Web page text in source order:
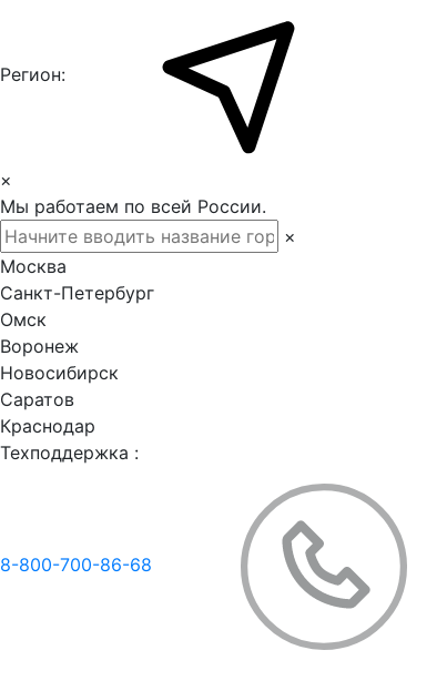
Регион:
×
Мы работаем по всей России.
×
Москва
Санкт-Петербург
Омск
Воронеж
Новосибирск
Саратов
Краснодар
Техподдержка :
8-800-700-86-68